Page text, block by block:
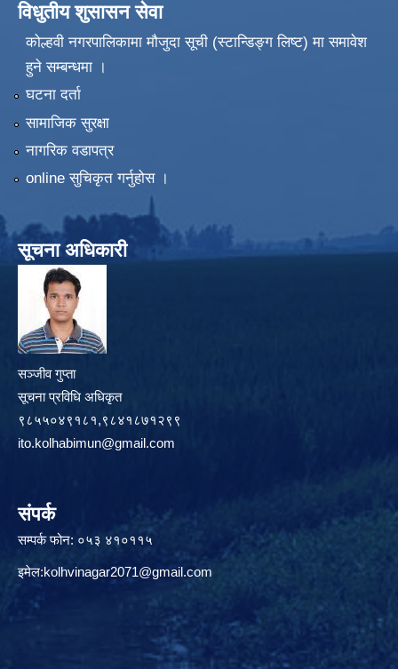
विधुतीय शुसासन सेवा
कोल्हवी नगरपालिकामा मौजुदा सूची (स्टान्डिङ्ग लिष्ट) मा समावेश
हुने सम्बन्धमा ।
घटना दर्ता
सामाजिक सुरक्षा
नागरिक वडापत्र
online सुचिकृत गर्नुहोस ।
सूचना अधिकारी
सञ्जीव गुप्ता
सूचना प्रविधि अधिकृत
९८५५०४९१८१,९८४१८७१२९९
ito.kolhabimun@gmail.com
संपर्क
सम्पर्क फोन: ०५३ ४१०११५
इमेल:kolhvinagar2071@gmail.com